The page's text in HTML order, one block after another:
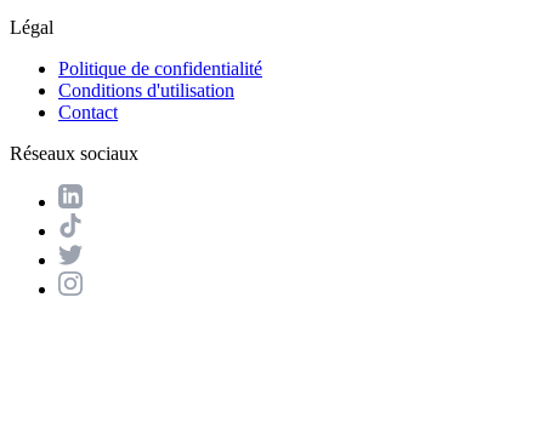
Légal
Politique de confidentialité
Conditions d'utilisation
Contact
Réseaux sociaux